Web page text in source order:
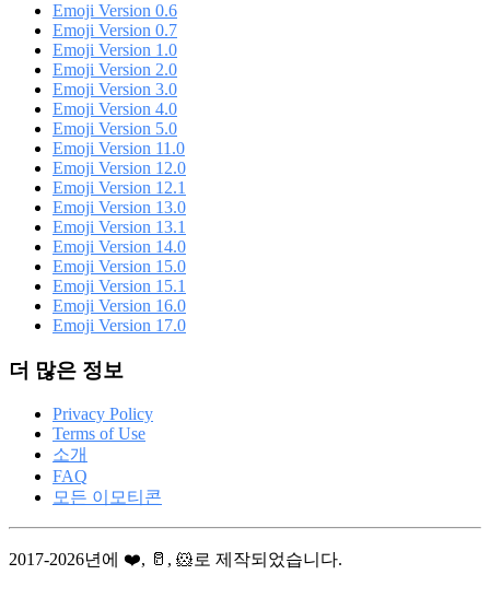
Emoji Version 0.6
Emoji Version 0.7
Emoji Version 1.0
Emoji Version 2.0
Emoji Version 3.0
Emoji Version 4.0
Emoji Version 5.0
Emoji Version 11.0
Emoji Version 12.0
Emoji Version 12.1
Emoji Version 13.0
Emoji Version 13.1
Emoji Version 14.0
Emoji Version 15.0
Emoji Version 15.1
Emoji Version 16.0
Emoji Version 17.0
더 많은 정보
Privacy Policy
Terms of Use
소개
FAQ
모든 이모티콘
2017-2026년에 ❤️, 🥛, 🐹로 제작되었습니다.